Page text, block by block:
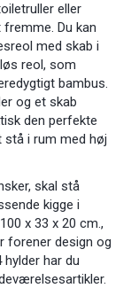
eller
Du kan
med skab i
reol, som
bambus.
og et skab
den perfekte
i rum med høj
skal stå
kigge i
x 33 x 20 cm. ,
forener design og
har du